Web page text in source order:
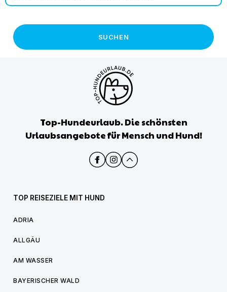
SUCHEN
Top-Hundeurlaub. Die schönsten
Urlaubsangebote für Mensch und Hund!
TOP REISEZIELE MIT HUND
ADRIA
ALLGÄU
AM WASSER
BAYERISCHER WALD